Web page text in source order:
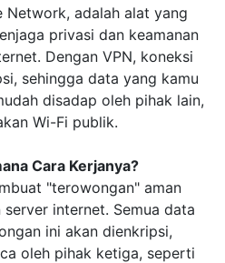
Network, adalah alat yang
privasi dan keamanan
Dengan VPN, koneksi
sehingga data yang kamu
disadap oleh pihak lain,
Wi-Fi publik.
Cara Kerjanya?
"terowongan" aman
internet. Semua data
ini akan dienkripsi,
oleh pihak ketiga, seperti